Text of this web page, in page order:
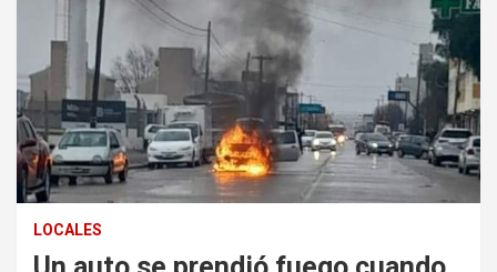
LOCALES